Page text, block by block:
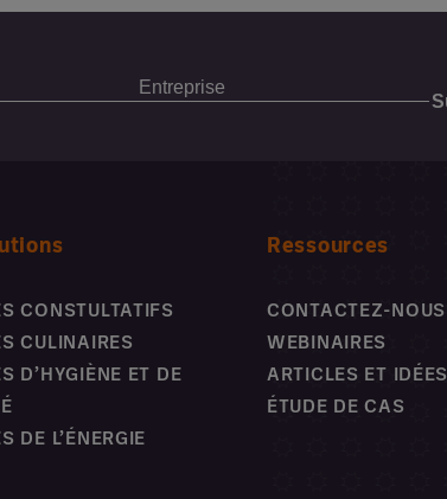
CONSTULTATIFS
CULINAIRES
D’HYGIÈNE ET DE
DE L’ÉNERGIE
Ressources
CONTACTEZ-NOUS
WEBINAIRES
ARTICLES ET IDÉES
ÉTUDE DE CAS